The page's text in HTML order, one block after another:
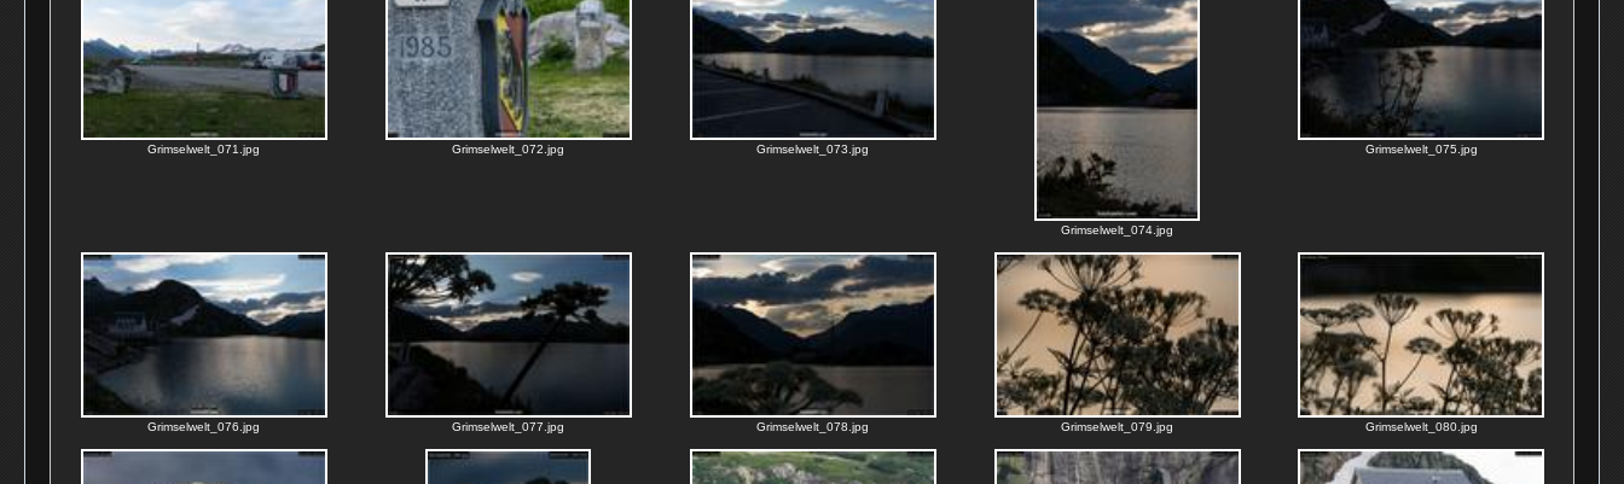
Grimselwelt_071.jpg Grimselwelt_072.jpg Grimselwelt_073.jpg
Grimselwelt_074.jpg
Grimselwelt_075.jpg
Grimselwelt_076.jpg Grimselwelt_077.jpg Grimselwelt_078.jpg Grimselwelt_079.jpg Grimselwelt_080.jpg